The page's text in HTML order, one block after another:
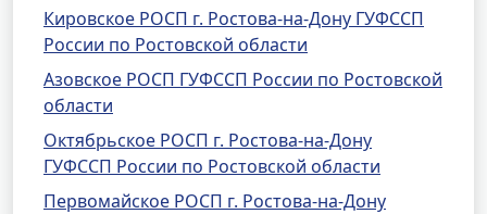
Кировское РОСП г. Ростова-на-Дону ГУФССП
России по Ростовской области
Азовское РОСП ГУФССП России по Ростовской
области
Октябрьское РОСП г. Ростова-на-Дону
ГУФССП России по Ростовской области
Первомайское РОСП г. Ростова-на-Дону